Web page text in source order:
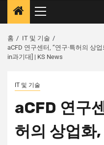
홈
IT 및 기술
aCFD 연구센터, “연구·특허의 상
in과기대] | KS News
IT 및 기술
aCFD 연구
허의 상업화